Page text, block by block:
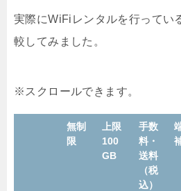
実際にWiFiレンタルを行ってい
較してみました。
無制
限
上限
100
GB
手数
料・
送料
（税
込）